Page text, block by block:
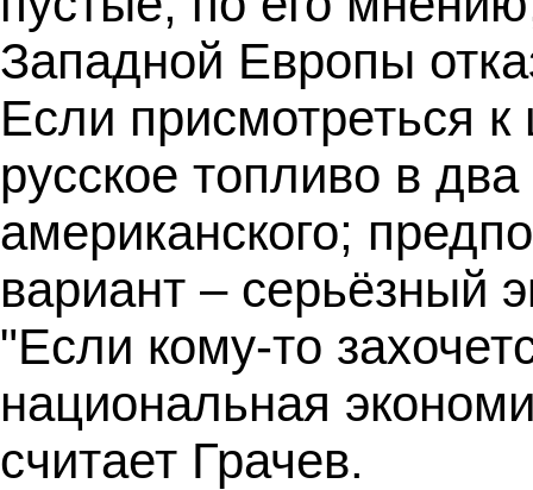
Западной Европы
Если присмотреться
русское топливо в
американского;
вариант – серьёзный
"Если кому-то
национальная
считает Грачев.